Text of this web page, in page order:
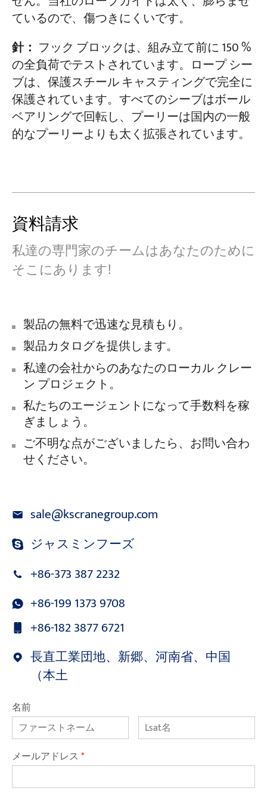
ているので、傷つきにくいです。
針： フック ブロックは、組み立て前に 150 %
の全負荷でテストされています。ロープ シー
ブは、保護スチール キャスティングで完全に
保護されています。すべてのシーブはボール
ベアリングで回転し、プーリーは国内の一般
的なプーリーよりも太く拡張されています。
資料請求
私達の専門家のチームはあなたのために
そこにあります!
製品の無料で迅速な見積もり。
製品カタログを提供します。
私達の会社からのあなたのローカル クレー
ン プロジェクト。
私たちのエージェントになって手数料を稼
ぎましょう。
ご不明な点がございましたら、お問い合わ
せください。
sale@kscranegroup.com
ジャスミンフーズ
+86-373 387 2232
+86-199 1373 9708
+86-182 3877 6721
長直工業団地、新郷、河南省、中国
（本土
名前
メールアドレス *